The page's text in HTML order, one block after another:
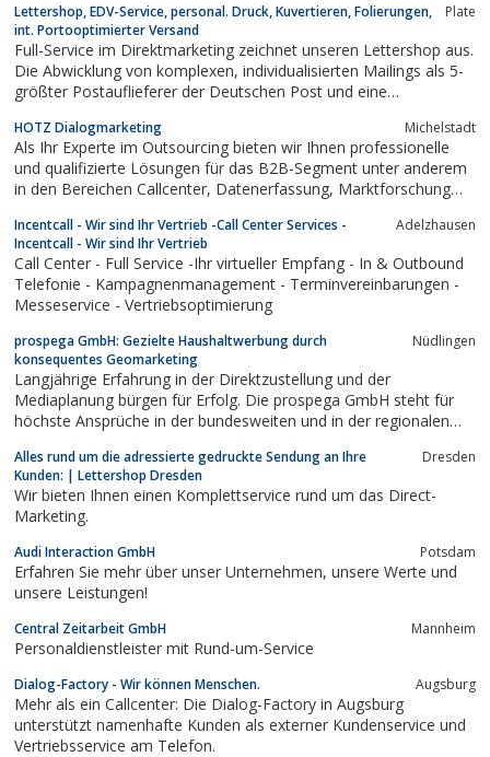
adressen-kaufen.de.
Lettershop, EDV-Service, personal. Druck, Kuvertieren, Folierungen,
int. Portooptimierter Versand
Plate
Full-Service im Direktmarketing zeichnet unseren Lettershop aus.
Die Abwicklung von komplexen, individualisierten Mailings als 5-
größter Postauflieferer der Deutschen Post und eine
unser großes Potential.
HOTZ Dialogmarketing Michelstadt
Als Ihr Experte im Outsourcing bieten wir Ihnen professionelle
und qualifizierte Lösungen für das B2B-Segment unter anderem
in den Bereichen Callcenter, Datenerfassung, Marktforschung
Incentcall - Wir sind Ihr Vertrieb -Call Center Services -
Incentcall - Wir sind Ihr Vertrieb
Adelzhausen
Call Center - Full Service -Ihr virtueller Empfang - In & Outbound
Telefonie - Kampagnenmanagement - Terminvereinbarungen -
Messeservice - Vertriebsoptimierung
prospega GmbH: Gezielte Haushaltwerbung durch
konsequentes Geomarketing
Nüdlingen
Langjährige Erfahrung in der Direktzustellung und der
Mediaplanung bürgen für Erfolg. Die prospega GmbH steht für
höchste Ansprüche in der bundesweiten und in der regionalen
gezielte Ansprache von Zielgruppen durch unadressierte, teil- und
volladressierte Werbung. Auf...
Alles rund um die adressierte gedruckte Sendung an Ihre
Kunden: | Lettershop Dresden
Dresden
Wir bieten Ihnen einen Komplettservice rund um das Direct-
Marketing.
Audi Interaction GmbH Potsdam
Erfahren Sie mehr über unser Unternehmen, unsere Werte und
unsere Leistungen!
Central Zeitarbeit GmbH Mannheim
Personaldienstleister mit Rund-um-Service
Dialog-Factory - Wir können Menschen. Augsburg
Mehr als ein Callcenter: Die Dialog-Factory in Augsburg
unterstützt namenhafte Kunden als externer Kundenservice und
Vertriebsservice am Telefon.